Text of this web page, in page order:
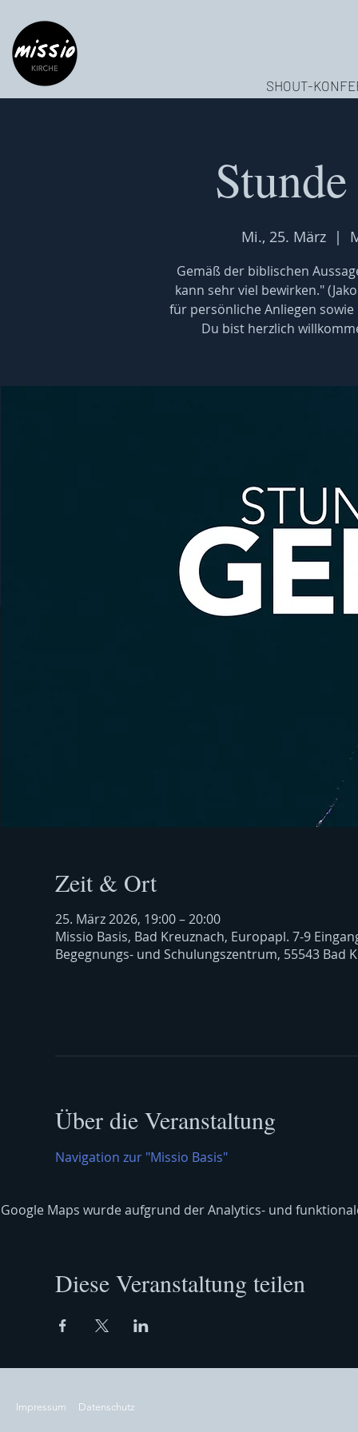
SHOUT-
Mi., 25. März
  |
Gemäß der biblischen
kann sehr viel bewirken."
für persönliche Anliegen
Du bist herzlich
Zeit & Ort
25. März 2026, 19:00 – 20:00
Missio Basis, Bad Kreuznach, Europapl. 7-9
Begegnungs- und Schulungszentrum, 55543 Bad
Über die Veranstaltung
Navigation zur "Missio Basis"
Google Maps wurde aufgrund der Analytics- und
Diese Veranstaltung teilen
Impressum Datenschutz